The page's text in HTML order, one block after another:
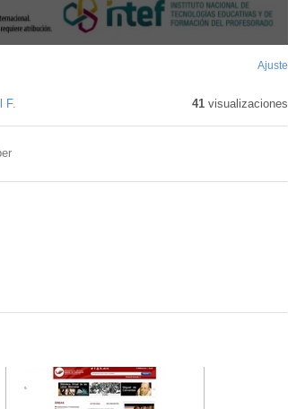
Ajuste
F. 41visualizaciones